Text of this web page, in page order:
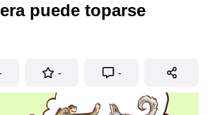
puede toparse
- -